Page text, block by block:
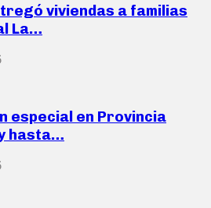
viviendas a familias
La…
especial en Provincia
hasta…